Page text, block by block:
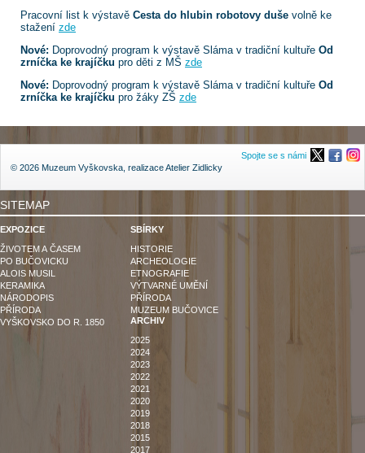
Pracovní list k výstavě Cesta do hlubin robotovy duše volně ke
stažení zde
Nové: Doprovodný program k výstavě Sláma v tradiční kultuře Od
zrníčka ke krajíčku pro děti z MŠ zde
Nové: Doprovodný program k výstavě Sláma v tradiční kultuře Od
zrníčka ke krajíčku pro žáky ZŠ zde
© 2026 Muzeum Vyškovska, realizaceAtelier Zidlicky
Spojte se s námi
SITEMAP
EXPOZICE
ŽIVOTEM A ČASEM
PO BUČOVICKU
ALOIS MUSIL
KERAMIKA
NÁRODOPIS
PŘÍRODA
VYŠKOVSKO DO R. 1850
SBÍRKY
HISTORIE
ARCHEOLOGIE
ETNOGRAFIE
VÝTVARNÉ UMĚNÍ
PŘÍRODA
MUZEUM BUČOVICE
ARCHIV
2025
2024
2023
2022
2021
2020
2019
2018
2015
2017